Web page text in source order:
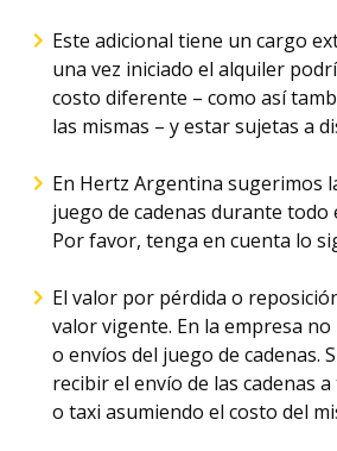
Este adicional tiene un cargo
una vez iniciado el alquiler
costo diferente – como así
las mismas – y estar sujetas a
En Hertz Argentina sugerimos
juego de cadenas durante
Por favor, tenga en cuenta lo
El valor por pérdida o
valor vigente. En la empresa
o envíos del juego de cadenas.
recibir el envío de las cadenas
o taxi asumiendo el costo del